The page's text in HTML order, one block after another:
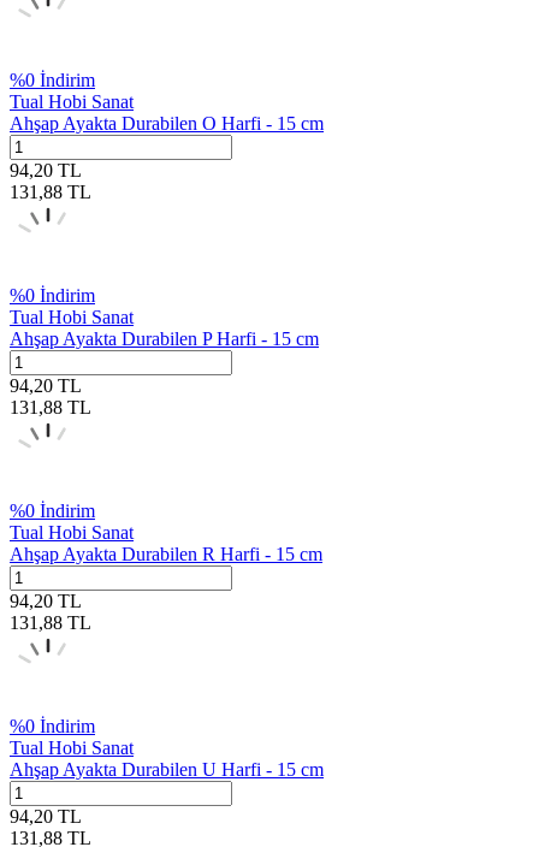
%0 İndirim
Tual Hobi Sanat
Ahşap Ayakta Durabilen O Harfi - 15 cm
94,20 TL
131,88 TL
%0 İndirim
Tual Hobi Sanat
Ahşap Ayakta Durabilen P Harfi - 15 cm
94,20 TL
131,88 TL
%0 İndirim
Tual Hobi Sanat
Ahşap Ayakta Durabilen R Harfi - 15 cm
94,20 TL
131,88 TL
%0 İndirim
Tual Hobi Sanat
Ahşap Ayakta Durabilen U Harfi - 15 cm
94,20 TL
131,88 TL